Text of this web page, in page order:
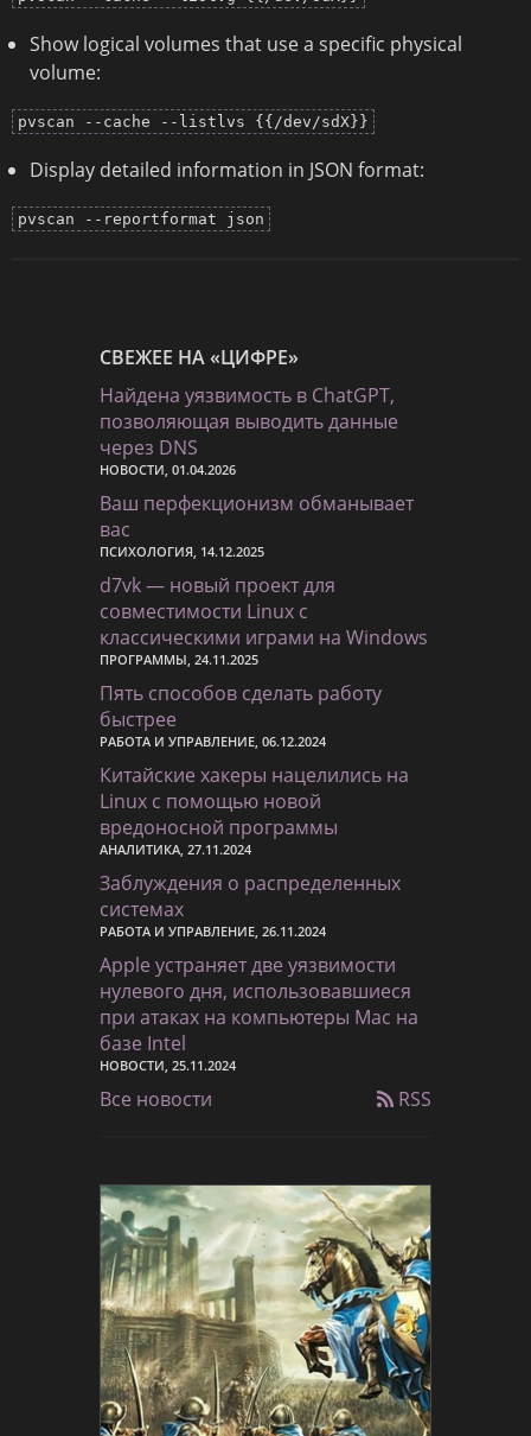
Show logical volumes that use a specific physical
volume:
pvscan --cache --listlvs {{/dev/sdX}}
Display detailed information in JSON format:
pvscan --reportformat json
СВЕЖЕЕ НА «ЦИФРЕ»
Найдена уязвимость в ChatGPT,
позволяющая выводить данные
через DNS
НОВОСТИ, 01.04.2026
Ваш перфекционизм обманывает
вас
ПСИХОЛОГИЯ, 14.12.2025
d7vk — новый проект для
совместимости Linux с
классическими играми на Windows
ПРОГРАММЫ, 24.11.2025
Пять способов сделать работу
быстрее
РАБОТА И УПРАВЛЕНИЕ, 06.12.2024
Китайские хакеры нацелились на
Linux с помощью новой
вредоносной программы
АНАЛИТИКА, 27.11.2024
Заблуждения о распределенных
системах
РАБОТА И УПРАВЛЕНИЕ, 26.11.2024
Apple устраняет две уязвимости
нулевого дня, использовавшиеся
при атаках на компьютеры Mac на
базе Intel
НОВОСТИ, 25.11.2024
Все новости RSS